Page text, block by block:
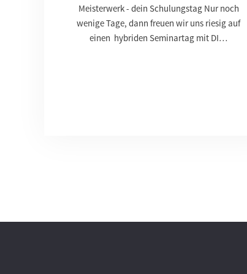
Meisterwerk - dein Schulungstag Nur noch
wenige Tage, dann freuen wir uns riesig auf
einen hybriden Seminartag mit DI…